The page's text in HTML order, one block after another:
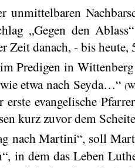
unmittelbaren
„Gegen den
Zeit danach, - bis heute,
Predigen in
etwa nach Seyda…“
erste evangelische
kurz zuvor dem
nach Martini“, soll
in dem das Leben